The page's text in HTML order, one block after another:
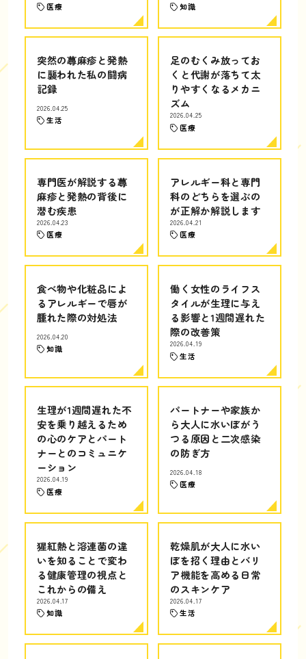
医療 知識
突然の蕁麻疹と発熱
に襲われた私の闘病
記録
2026.04.25
生活
足のむくみ放ってお
くと代謝が落ちて太
りやすくなるメカニ
ズム
2026.04.25
医療
専門医が解説する蕁
麻疹と発熱の背後に
潜む疾患
2026.04.23
医療
アレルギー科と専門
科のどちらを選ぶの
が正解か解説します
2026.04.21
医療
食べ物や化粧品によ
るアレルギーで唇が
腫れた際の対処法
2026.04.20
知識
働く女性のライフス
タイルが生理に与え
る影響と1週間遅れた
際の改善策
2026.04.19
生活
生理が1週間遅れた不
安を乗り越えるため
の心のケアとパート
ナーとのコミュニケ
ーション
2026.04.19
医療
パートナーや家族か
ら大人に水いぼがう
つる原因と二次感染
の防ぎ方
2026.04.18
医療
猩紅熱と溶連菌の違
いを知ることで変わ
る健康管理の視点と
これからの備え
2026.04.17
知識
乾燥肌が大人に水い
ぼを招く理由とバリ
ア機能を高める日常
のスキンケア
2026.04.17
生活